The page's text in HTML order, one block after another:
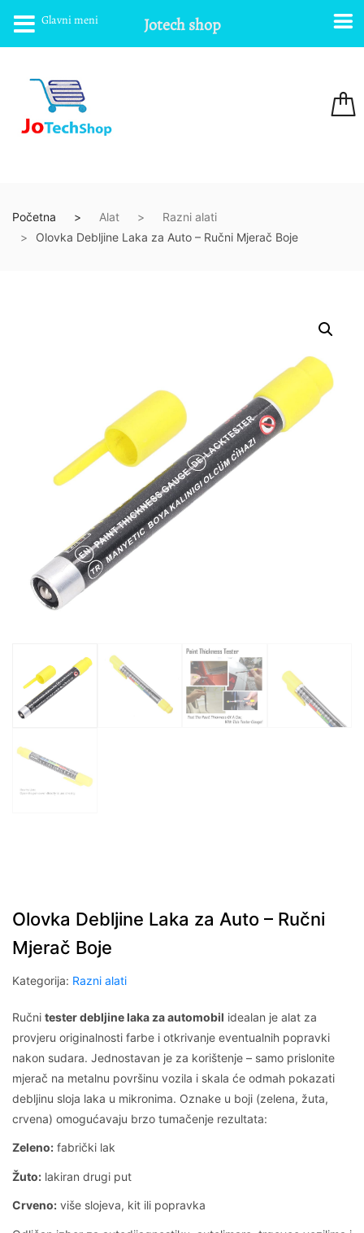
Početna Alat
Razni alati
Olovka Debljine Laka za Auto – Ručni Mjerač Boje
Olovka Debljine Laka za Auto – Ručni
Mjerač Boje
Kategorija: Razni alati
Ručni tester debljine laka za automobil idealan je alat za
provjeru originalnosti farbe i otkrivanje eventualnih popravki
nakon sudara. Jednostavan je za korištenje – samo prislonite
mjerač na metalnu površinu vozila i skala će odmah pokazati
debljinu sloja laka u mikronima. Oznake u boji (zelena, žuta,
crvena) omogućavaju brzo tumačenje rezultata:
Zeleno: fabrički lak
Žuto: lakiran drugi put
Crveno: više slojeva, kit ili popravka
Glavni meni Jotech shop